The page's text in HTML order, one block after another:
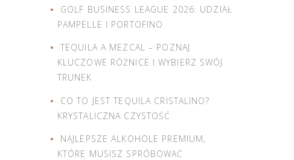
GOLF BUSINESS LEAGUE 2026: UDZIAŁ
PAMPELLE I PORTOFINO
TEQUILA A MEZCAL – POZNAJ
KLUCZOWE RÓŻNICE I WYBIERZ SWÓJ
TRUNEK
CO TO JEST TEQUILA CRISTALINO?
KRYSTALICZNA CZYSTOŚĆ
NAJLEPSZE ALKOHOLE PREMIUM,
KTÓRE MUSISZ SPRÓBOWAĆ